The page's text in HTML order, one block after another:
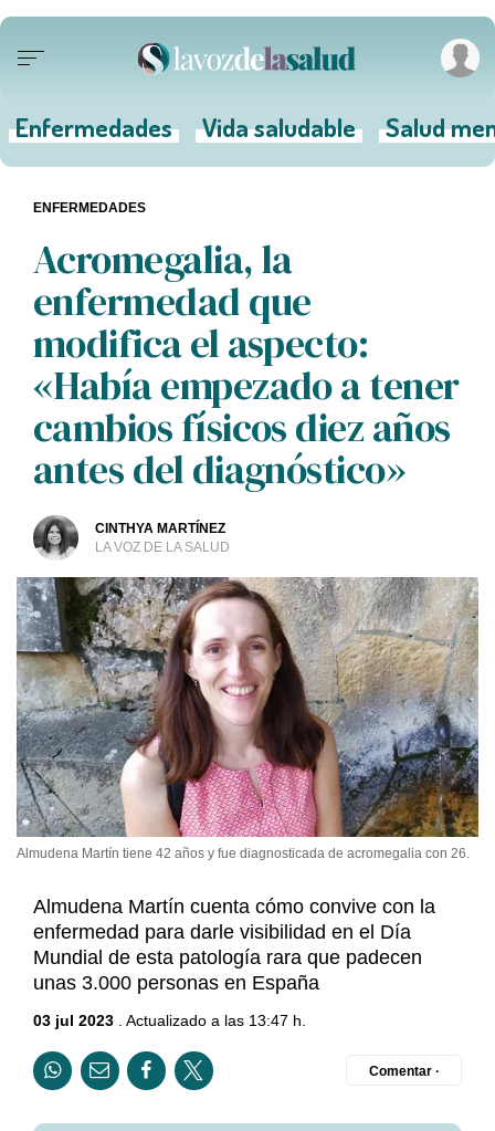
Enfermedades Vida saludable Salud
Acromegalia, la
enfermedad que
modifica el aspecto:
«Había empezado a tener
cambios físicos diez años
antes del diagnóstico»
CINTHYA MARTÍNEZ
LA VOZ DE LA SALUD
ENFERMEDADES
Almudena Martín tiene 42 años y fue diagnosticada de acromegalia con 26.
Almudena Martín cuenta cómo convive con la
enfermedad para darle visibilidad en el Día
Mundial de esta patología rara que padecen
unas 3.000 personas en España
03 jul 2023 . Actualizado a las 13:47 h.
Comentar ·